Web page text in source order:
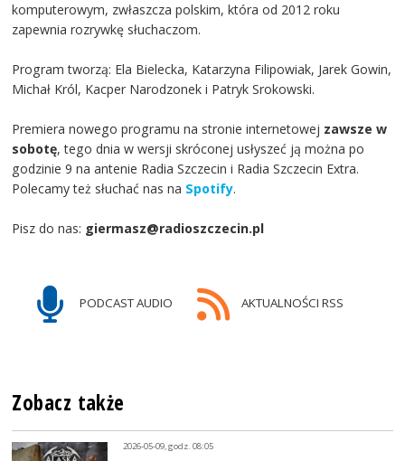
komputerowym, zwłaszcza polskim, która od 2012 roku
zapewnia rozrywkę słuchaczom.
Program tworzą: Ela Bielecka, Katarzyna Filipowiak, Jarek Gowin,
Michał Król, Kacper Narodzonek i Patryk Srokowski.
Premiera nowego programu na stronie internetowej zawsze w
sobotę, tego dnia w wersji skróconej usłyszeć ją można po
godzinie 9 na antenie Radia Szczecin i Radia Szczecin Extra.
Polecamy też słuchać nas na Spotify.
Pisz do nas: giermasz@radioszczecin.pl
PODCAST AUDIO AKTUALNOŚCI RSS
Zobacz także
2026-05-09, godz. 08:05